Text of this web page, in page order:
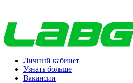
Личный кабинет
Узнать больше
Вакансии